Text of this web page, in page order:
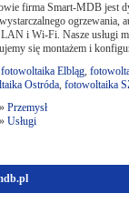
firma Smart-MDB jest
ogrzewania,
i Wi-Fi. Nasze usługi
się montażem i
fotowoltaika Elbląg,
Ostróda, fotowoltaika
» Przemysł
» Usługi